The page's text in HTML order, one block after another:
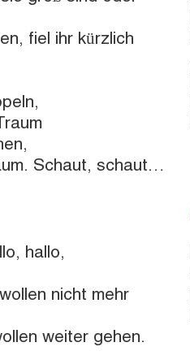
fiel ihr kürzlich
Schaut, schaut…
hallo,
nicht mehr
weiter gehen.